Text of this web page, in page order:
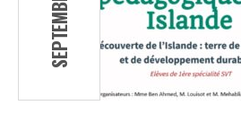
SEPTEMBRE